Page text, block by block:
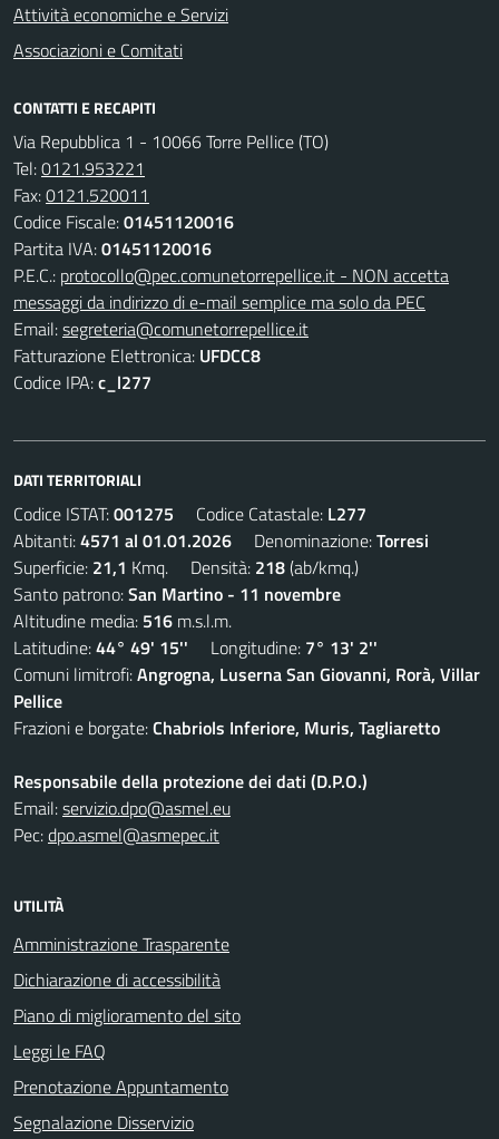
Attività economiche e Servizi
Associazioni e Comitati
CONTATTI E RECAPITI
Via Repubblica 1 - 10066 Torre Pellice (TO)
Tel:0121.953221
Fax:0121.520011
Codice Fiscale:01451120016
Partita IVA:01451120016
P.E.C.: protocollo@pec.comunetorrepellice.it - NON accetta
messaggi da indirizzo di e-mail semplice ma solo da PEC
Email:segreteria@comunetorrepellice.it
Fatturazione Elettronica: UFDCC8
Codice IPA:c_l277
DATI TERRITORIALI
Codice ISTAT:001275 Codice Catastale: L277
Abitanti:4571 al 01.01.2026 Denominazione:Torresi
Superficie: 21,1 Kmq. Densità: 218(ab/kmq.)
Santo patrono:San Martino - 11 novembre
Altitudine media: 516 m.s.l.m.
Latitudine:44° 49' 15'' Longitudine: 7° 13' 2''
Comuni limitrofi:Angrogna, Luserna San Giovanni, Rorà, Villar
Pellice
Frazioni e borgate:Chabriols Inferiore, Muris, Tagliaretto
Responsabile della protezione dei dati (D.P.O.)
Email:servizio.dpo@asmel.eu
Pec:dpo.asmel@asmepec.it
UTILITÀ
Amministrazione Trasparente
Dichiarazione di accessibilità
Piano di miglioramento del sito
Leggi le FAQ
Prenotazione Appuntamento
Segnalazione Disservizio